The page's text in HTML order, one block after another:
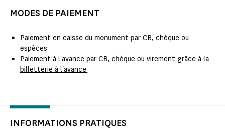
MODES DE PAIEMENT
Paiement en caisse du monument par CB, chèque ou
espèces
Paiement à l'avance par CB, chèque ou virement grâce à la
billetterie à l'avance
INFORMATIONS PRATIQUES